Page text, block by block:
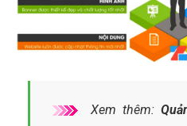
Xem thêm: